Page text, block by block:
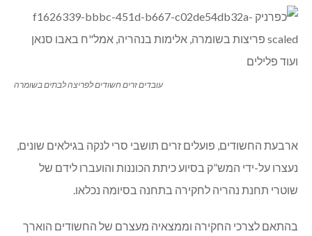
עובדים זרים חשודים לפריצה לבתים בשומרה
ארבעת החשודים, פועלים זרים תושבי סרי לנקה בגילאים שונים,
נעצרו על-ידי המש”ק בסיוע כיתת הכוננות והועברו לידם של
שוטרי תחנת נהריה לחקירה בתחנה בסיומה נכלאו.
בהתאם לצרכי החקירה וממצאיה מעצרם של החשודים הוארך